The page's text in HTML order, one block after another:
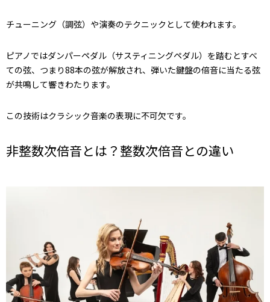
チューニング（調弦）や演奏のテクニックとして使われます。
ピアノではダンパーペダル（サスティニングペダル）を踏むとすべ
ての弦、つまり88本の弦が解放され、弾いた鍵盤の倍音に当たる弦
が共鳴して響きわたります。
この技術はクラシック音楽の表現に不可欠です。
非整数次倍音とは？整数次倍音との違い